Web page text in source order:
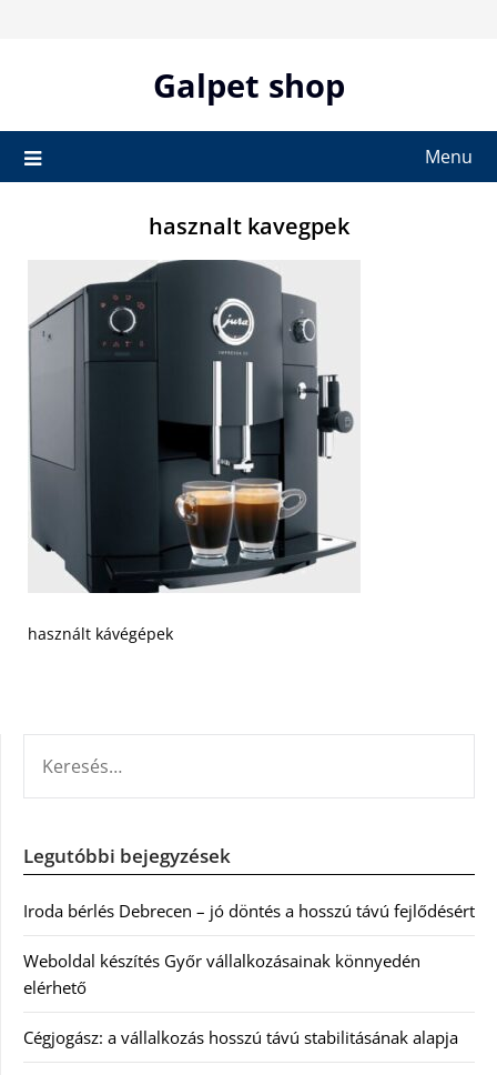
Galpet shop
Menu
hasznalt kavegpek
használt kávégépek
Legutóbbi bejegyzések
Iroda bérlés Debrecen – jó döntés a hosszú távú fejlődésért
Weboldal készítés Győr vállalkozásainak könnyedén
elérhető
Cégjogász: a vállalkozás hosszú távú stabilitásának alapja